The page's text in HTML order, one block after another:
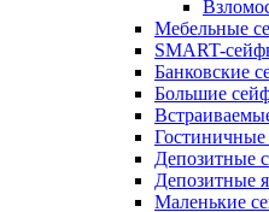
Мебельные
SMART-
Банковские
Большие
Депозитные
Депозитные
Маленькие